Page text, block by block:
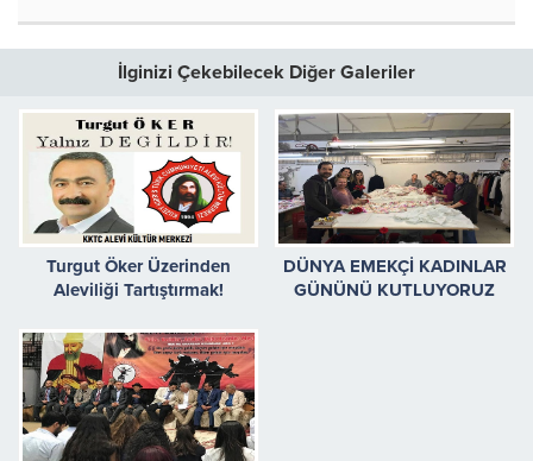
İlginizi Çekebilecek Diğer Galeriler
Turgut Öker Üzerinden
Aleviliği Tartıştırmak!
DÜNYA EMEKÇİ KADINLAR
GÜNÜNÜ KUTLUYORUZ